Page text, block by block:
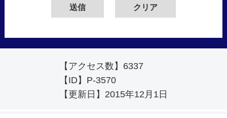
【アクセス数】 6337
【ID】 P-3570
【更新日】 2015年12月1日